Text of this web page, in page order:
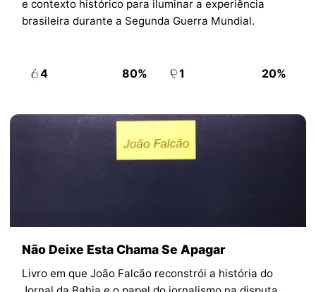
e contexto histórico para iluminar a experiência
brasileira durante a Segunda Guerra Mundial.
4 80% 1 20%
Não Deixe Esta Chama Se Apagar
Livro em que João Falcão reconstrói a história do